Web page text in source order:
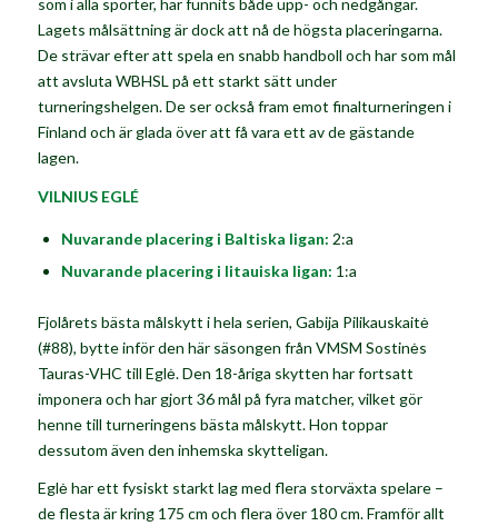
Lagets målsättning är dock att nå de högsta placeringarna.
De strävar efter att spela en snabb handboll och har som mål
att avsluta WBHSL på ett starkt sätt under
turneringshelgen. De ser också fram emot finalturneringen i
Finland och är glada över att få vara ett av de gästande
lagen.
VILNIUS EGLÉ
Nuvarande placering i Baltiska ligan: 2:a
Nuvarande placering i litauiska ligan: 1:a
Fjolårets bästa målskytt i hela serien, Gabija Pilikauskaitė
(#88), bytte inför den här säsongen från VMSM Sostinės
Tauras-VHC till Eglė. Den 18-åriga skytten har fortsatt
imponera och har gjort 36 mål på fyra matcher, vilket gör
henne till turneringens bästa målskytt. Hon toppar
dessutom även den inhemska skytteligan.
Eglė har ett fysiskt starkt lag med flera storväxta spelare –
de flesta är kring 175 cm och flera över 180 cm. Framför allt